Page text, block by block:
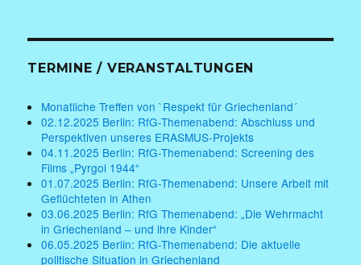
TERMINE / VERANSTALTUNGEN
Monatliche Treffen von `Respekt für Griechenland´
02.12.2025 Berlin: RfG-Themenabend: Abschluss und
Perspektiven unseres ERASMUS-Projekts
04.11.2025 Berlin: RfG-Themenabend: Screening des
Films „Pyrgoi 1944“
01.07.2025 Berlin: RfG-Themenabend: Unsere Arbeit mit
Geflüchteten in Athen
03.06.2025 Berlin: RfG Themenabend: „Die Wehrmacht
in Griechenland – und ihre Kinder“
06.05.2025 Berlin: RfG-Themenabend: Die aktuelle
politische Situation in Griechenland